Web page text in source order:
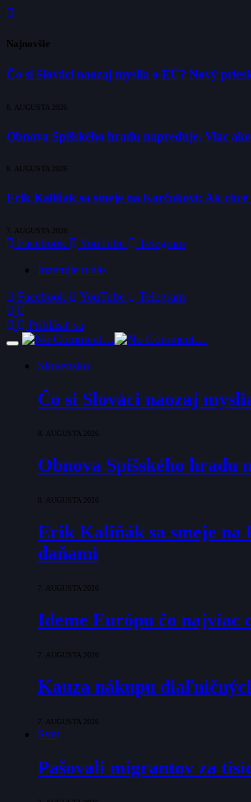
Najnovšie
Čo si Slováci naozaj myslia o EÚ? Nový
8. AUGUSTA 2026
Obnova Spišského hradu napreduje. Viac
8. AUGUSTA 2026
Erik Kaliňák sa smeje na Korčokovi: Ak
7. AUGUSTA 2026
Facebook YouTube
Telegram
Inzerujte u nás
Facebook
YouTube Telegram
Prihlásiť sa
Slovensko
Čo si Slováci naozaj
8. AUGUSTA 2026
Obnova Spišského hradu
8. AUGUSTA 2026
Erik Kaliňák sa smeje na
daňami
7. AUGUSTA 2026
Ideme Európu čo
7. AUGUSTA 2026
Kauza nákupu
7. AUGUSTA 2026
Svet
Pašovali migrantov za